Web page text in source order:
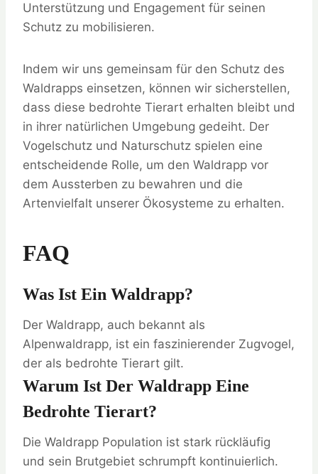
Unterstützung und Engagement für seinen
Schutz zu mobilisieren.
Indem wir uns gemeinsam für den Schutz des
Waldrapps einsetzen, können wir sicherstellen,
dass diese bedrohte Tierart erhalten bleibt und
in ihrer natürlichen Umgebung gedeiht. Der
Vogelschutz und Naturschutz spielen eine
entscheidende Rolle, um den Waldrapp vor
dem Aussterben zu bewahren und die
Artenvielfalt unserer Ökosysteme zu erhalten.
FAQ
Was Ist Ein Waldrapp?
Der Waldrapp, auch bekannt als
Alpenwaldrapp, ist ein faszinierender Zugvogel,
der als bedrohte Tierart gilt.
Warum Ist Der Waldrapp Eine
Bedrohte Tierart?
Die Waldrapp Population ist stark rückläufig
und sein Brutgebiet schrumpft kontinuierlich.